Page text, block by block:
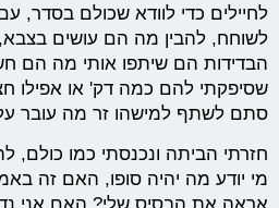
לחיילים כדי לוודא שכולם בסדר,
לשוחח, להבין מה הם עושים
הבדידות הם שיתפו אותי מה הם
שסיפקתי להם כמה דק' או אפילו
סתם לשתף למישהו זר מה עובר
חזרתי הביתה ונכנסתי כמו כולם,
מי יודע מה יהיה סופו, האם זה